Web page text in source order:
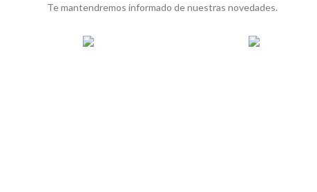
Te mantendremos informado de nuestras novedades.